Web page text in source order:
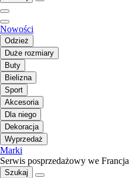
Nowości
Odzież
Duże rozmiary
Buty
Bielizna
Sport
Akcesoria
Dla niego
Dekoracja
Wyprzedaż
Marki
Serwis posprzedażowy we Francja
Szukaj